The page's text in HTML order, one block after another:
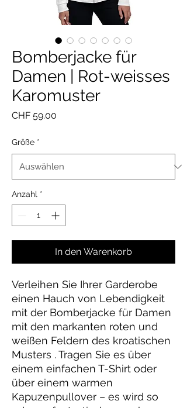
Bomberjacke für
Damen | Rot-weisses
Karomuster
CHF 59.00
Größe *
Anzahl *
In den Warenkorb
Verleihen Sie Ihrer Garderobe
einen Hauch von Lebendigkeit
mit der Bomberjacke für Damen
mit den markanten roten und
weißen Feldern des kroatischen
Musters . Tragen Sie es über
einem einfachen T-Shirt oder
über einem warmen
Kapuzenpullover – es wird so